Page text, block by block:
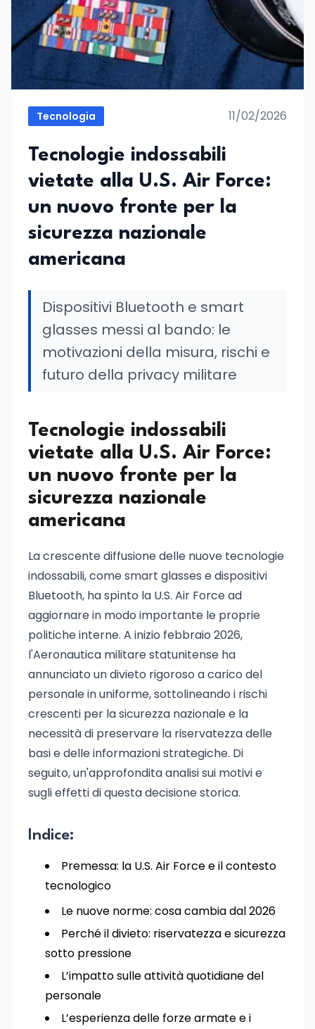
Tecnologia 11/02/2026
Tecnologie indossabili
vietate alla U.S. Air Force:
un nuovo fronte per la
sicurezza nazionale
americana
Dispositivi Bluetooth e smart
glasses messi al bando: le
motivazioni della misura, rischi e
futuro della privacy militare
Tecnologie indossabili
vietate alla U.S. Air Force:
un nuovo fronte per la
sicurezza nazionale
americana
La crescente diffusione delle nuove tecnologie
indossabili, come smart glasses e dispositivi
Bluetooth, ha spinto la U.S. Air Force ad
aggiornare in modo importante le proprie
politiche interne. A inizio febbraio 2026,
l'Aeronautica militare statunitense ha
annunciato un divieto rigoroso a carico del
personale in uniforme, sottolineando i rischi
crescenti per la sicurezza nazionale e la
necessità di preservare la riservatezza delle
basi e delle informazioni strategiche. Di
seguito, un'approfondita analisi sui motivi e
sugli effetti di questa decisione storica.
Indice:
Premessa: la U.S. Air Force e il contesto
tecnologico
Le nuove norme: cosa cambia dal 2026
Perché il divieto: riservatezza e sicurezza
sotto pressione
L’impatto sulle attività quotidiane del
personale
L’esperienza delle forze armate e i